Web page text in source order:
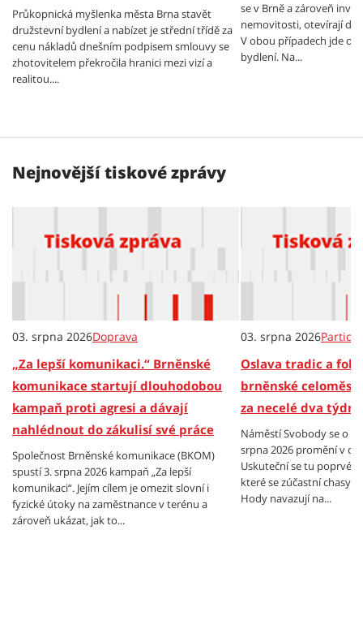
Průkopnická myšlenka města Brna stavět
družstevní bydlení a nabízet je střední třídě za
cenu nákladů dnešním podpisem smlouvy se
zhotovitelem překročila hranici mezi vizí a
realitou....
se v Brně a zároveň
nemovitosti, otevírají
V obou případech jde o
bydlení. Na...
Nejnovější tiskové zprávy
03. srpna 2026Doprava
„Za lepší komunikaci.“ Brněnské
komunikace startují dlouhodobou
kampaň proti agresi a dávají
nahlédnout do zákulisí své práce
Společnost Brněnské komunikace (BKOM)
spustí 3. srpna 2026 kampaň „Za lepší
komunikaci“. Jejím cílem je omezit slovní i
fyzické útoky na zaměstnance v terénu a
zároveň ukázat, jak to...
03. srpna 2026
Oslava tradic a
brněnské
za necelé dva týdny
Náměstí Svobody se o
srpna 2026 promění v
Uskuteční se tu poprvé
které se zúčastní chasy
Hody navazují na...